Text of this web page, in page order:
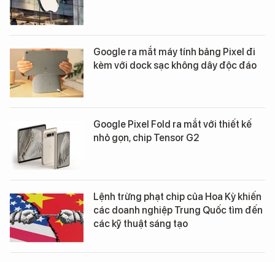
Google ra mắt máy tính bảng Pixel đi
kèm với dock sạc không dây độc đáo
Google Pixel Fold ra mắt với thiết kế
nhỏ gọn, chip Tensor G2
Lệnh trừng phạt chip của Hoa Kỳ khiến
các doanh nghiệp Trung Quốc tìm đến
các kỹ thuật sáng tạo